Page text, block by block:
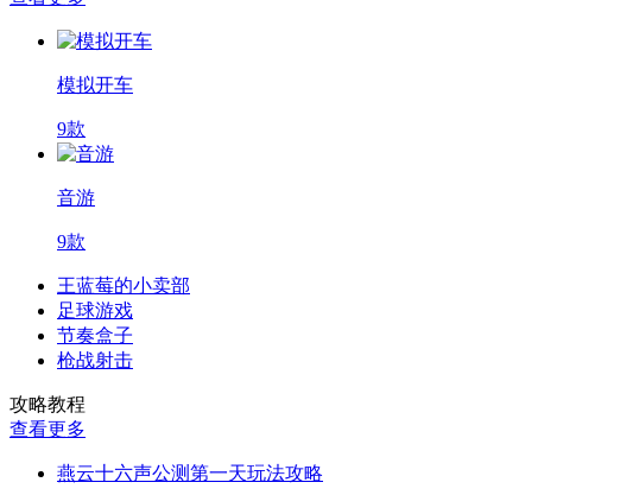
模拟开车
9款
音游
9款
王蓝莓的小卖部
足球游戏
节奏盒子
枪战射击
攻略教程
查看更多
燕云十六声公测第一天玩法攻略